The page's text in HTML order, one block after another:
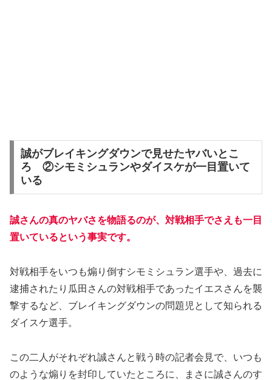
誠がブレイキングダウンで見せたヤバいとこ
ろ ②シモミシュランやダイスケが一目置いて
いる
誠さんの真のヤバさを物語るのが、対戦相手でさえも一目
置いているという事実です。
対戦相手をいつも煽り倒すシモミシュラン選手や、過去に
逮捕されたり瓜田さんの対戦相手であったイエスさんを襲
撃するなど、ブレイキングダウンの問題児として知られる
ダイスケ選手。
この二人がそれぞれ誠さんと戦う時の記者会見で、いつも
のような煽りを封印していたところに、まさに誠さんのす